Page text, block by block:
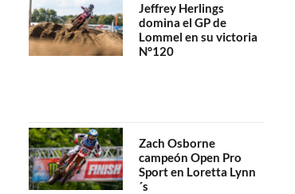
Jeffrey Herlings
domina el GP de
Lommel en su victoria
N°120
Zach Osborne
campeón Open Pro
Sport en Loretta Lynn
´s